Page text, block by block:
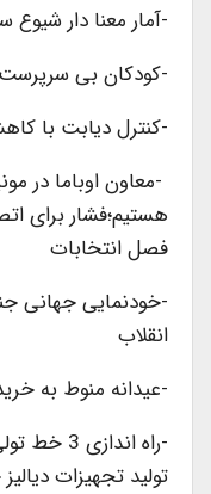
-آمار معنا دار
-کودکان بی
-کنترل دیابت با
-معاون اوباما در
هستیم؛فشار برای
فصل انتخابات
انقلاب
-عیدانه منوط به
-راه
تولید تجهیزات